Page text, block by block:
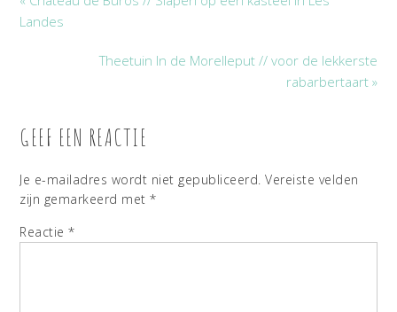
Landes
Theetuin In de Morelleput // voor de lekkerste
rabarbertaart »
GEEF EEN REACTIE
Je e-mailadres wordt niet gepubliceerd. Vereiste velden
zijn gemarkeerd met*
Reactie*